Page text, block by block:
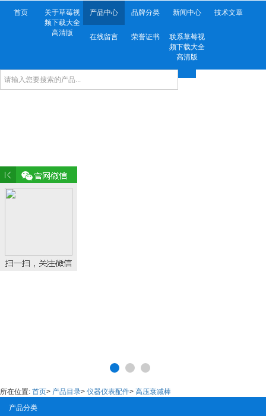
首页
关于草莓视
频下载大全
高清版
产品中心 品牌分类 新闻中心 技术文章
在线留言 荣誉证书
联系草莓视
频下载大全
高清版
所在位置: 首页> 产品目录> 仪器仪表配件> 高压衰减棒
产品分类